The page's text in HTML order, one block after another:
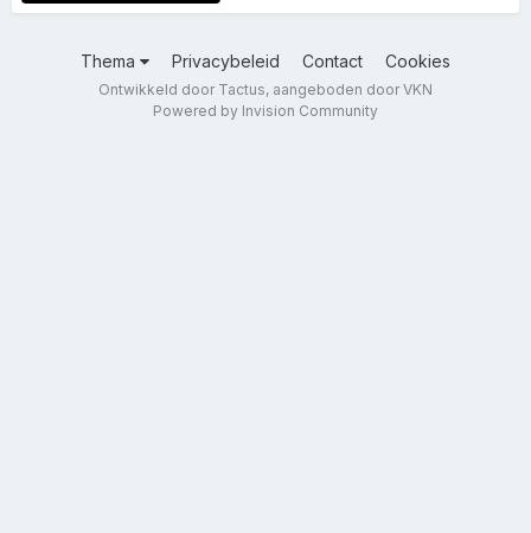
Thema Privacybeleid Contact Cookies
Ontwikkeld door Tactus, aangeboden door VKN
Powered by Invision Community